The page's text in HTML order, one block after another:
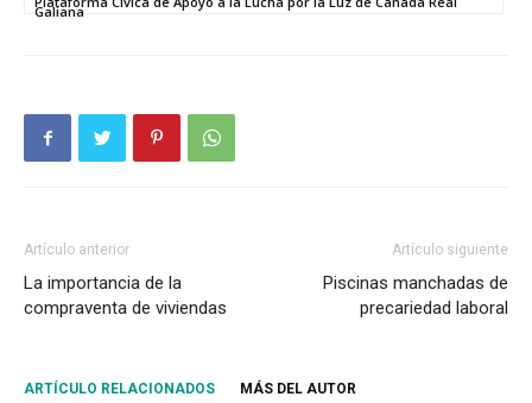
Galiana
Artículo anterior
La importancia de la
compraventa de viviendas
Artículo siguiente
Piscinas manchadas de
precariedad laboral
ARTÍCULO RELACIONADOS MÁS DEL AUTOR